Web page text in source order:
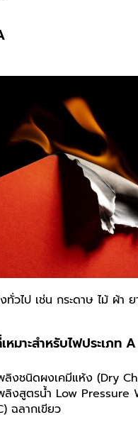
ทั่วไป เช่น กระดาษ ไม้ ผ้า
มาะสำหรับไฟประเภท A
ลิงชนิดผงเคมีแห้ง (Dry
ลิงสูตรน้ำ Low Pressure
ฉลากเขียว